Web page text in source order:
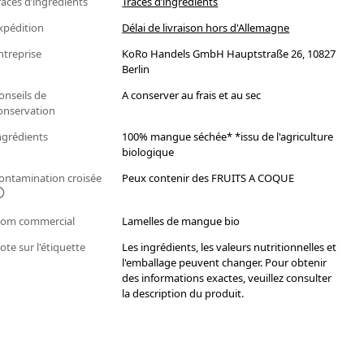
Délai de livraison hors d'Allemagne
KoRo Handels GmbH Hauptstraße 26, 10827
Berlin
de
A conserver au frais et au sec
100% mangue séchée* *issu de l'agriculture
biologique
croisée
Peux contenir des FRUITS A COQUE
commercial
Lamelles de mangue bio
sur l'étiquette
Les ingrédients, les valeurs nutritionnelles et
l'emballage peuvent changer. Pour obtenir
des informations exactes, veuillez consulter
la description du produit.